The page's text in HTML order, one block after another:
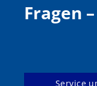
Fragen –
Service